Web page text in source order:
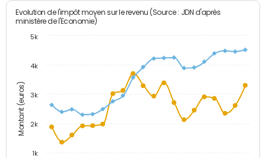
Montant (euros)
Evolution de l'impôt moyen sur le revenu (Source : JDN d'après
ministère de l'Economie)
1k
2k
3k
4k
5k